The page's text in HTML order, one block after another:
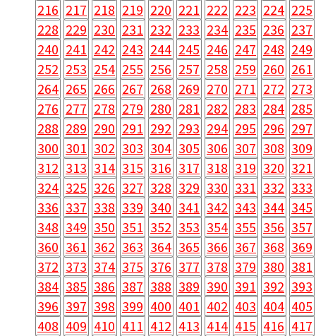
216 217 218 219 220 221 222 223 224 225
228 229 230 231 232 233 234 235 236 237
240 241 242 243 244 245 246 247 248 249
252 253 254 255 256 257 258 259 260 261
264 265 266 267 268 269 270 271 272 273
276 277 278 279 280 281 282 283 284 285
288 289 290 291 292 293 294 295 296 297
300 301 302 303 304 305 306 307 308 309
312 313 314 315 316 317 318 319 320 321
324 325 326 327 328 329 330 331 332 333
336 337 338 339 340 341 342 343 344 345
348 349 350 351 352 353 354 355 356 357
360 361 362 363 364 365 366 367 368 369
372 373 374 375 376 377 378 379 380 381
384 385 386 387 388 389 390 391 392 393
396 397 398 399 400 401 402 403 404 405
408 409 410 411 412 413 414 415 416 417